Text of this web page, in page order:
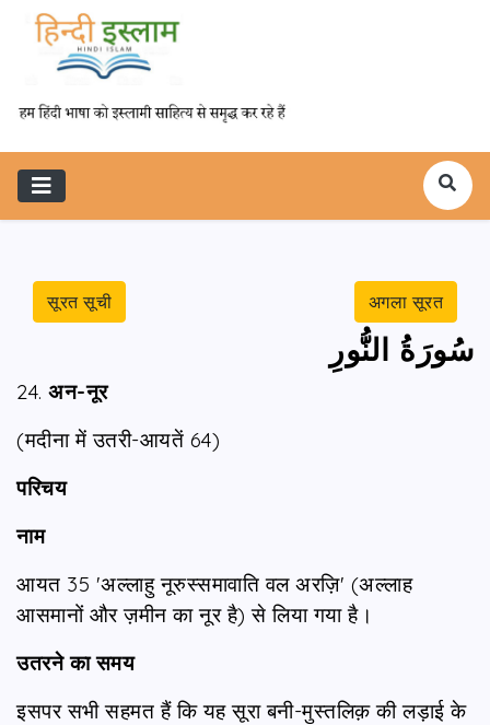
सूरत सूची अगला सूरत
سُورَةُ النُّورِ
24. अन-नूर
(मदीना में उतरी-आयतें 64)
परिचय
नाम
आयत 35 'अल्लाहु नूरुस्समावाति वल अरज़ि' (अल्लाह
आसमानों और ज़मीन का नूर है) से लिया गया है।
उतरने का समय
इसपर सभी सहमत हैं कि यह सूरा बनी-मुस्तलिक़ की लड़ाई के